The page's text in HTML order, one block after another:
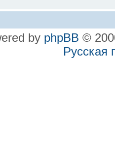
by phpBB ©
Русская